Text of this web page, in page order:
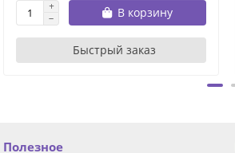
В корзину
Быстрый заказ
Полезное